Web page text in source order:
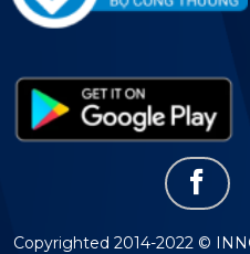
Copyrighted 2014-2022 ©